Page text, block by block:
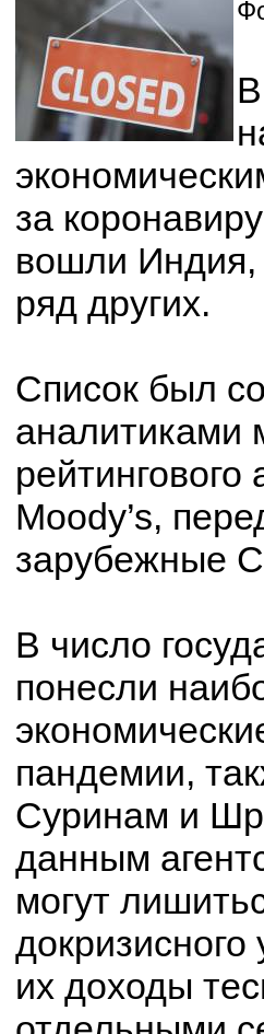
за
вошли Индия,
ряд других.
Список был
аналитиками
рейтингового
Moody’s,
зарубежные
В число
понесли
пандемии,
Суринам и
данным
могут
их доходы